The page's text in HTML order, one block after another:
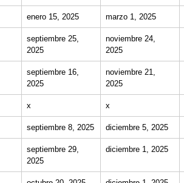
enero 15, 2025 marzo 1, 2025
septiembre 25,
2025
noviembre 24,
2025
septiembre 16,
2025
noviembre 21,
2025
x x
septiembre 8, 2025 diciembre 5, 2025
septiembre 29,
2025
diciembre 1, 2025